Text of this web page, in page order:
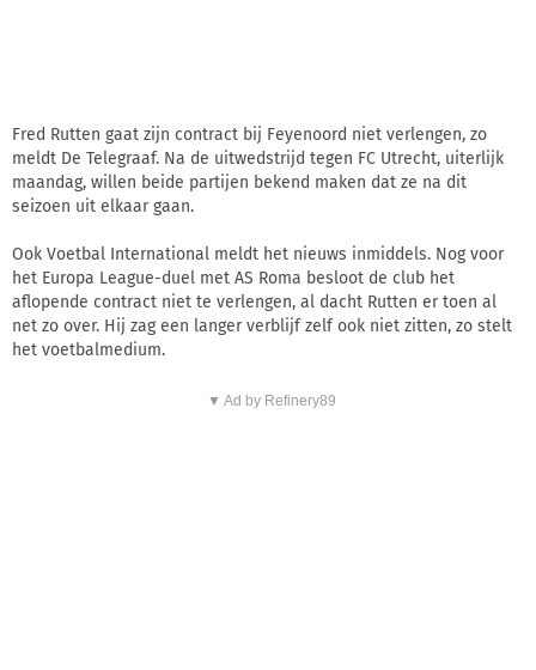
Fred Rutten gaat zijn contract bij Feyenoord niet verlengen, zo
meldt De Telegraaf. Na de uitwedstrijd tegen FC Utrecht, uiterlijk
maandag, willen beide partijen bekend maken dat ze na dit
seizoen uit elkaar gaan.
Ook Voetbal International meldt het nieuws inmiddels. Nog voor
het Europa League-duel met AS Roma besloot de club het
aflopende contract niet te verlengen, al dacht Rutten er toen al
net zo over. Hij zag een langer verblijf zelf ook niet zitten, zo stelt
het voetbalmedium.
▼ Ad by Refinery89